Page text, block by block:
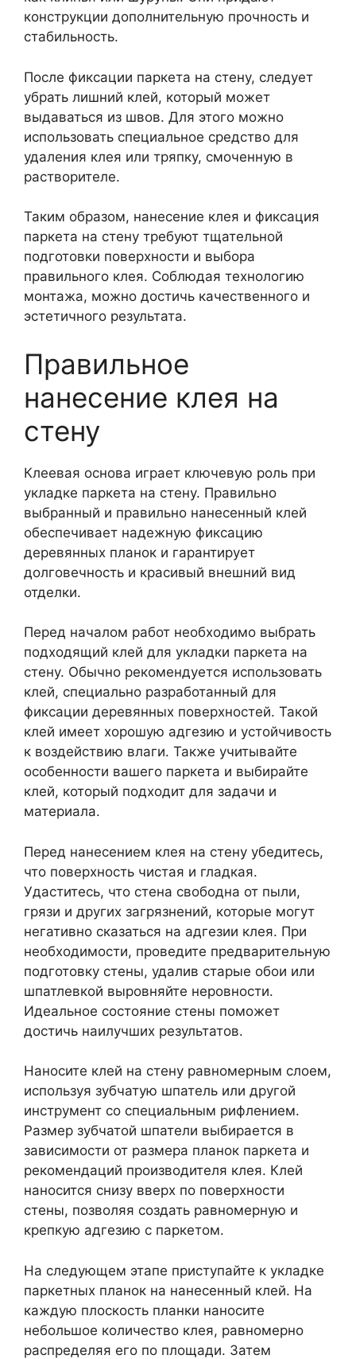
конструкции дополнительную прочность и
стабильность.
После фиксации паркета на стену, следует
убрать лишний клей, который может
выдаваться из швов. Для этого можно
использовать специальное средство для
удаления клея или тряпку, смоченную в
растворителе.
Таким образом, нанесение клея и фиксация
паркета на стену требуют тщательной
подготовки поверхности и выбора
правильного клея. Соблюдая технологию
монтажа, можно достичь качественного и
эстетичного результата.
Правильное
нанесение клея на
стену
Клеевая основа играет ключевую роль при
укладке паркета на стену. Правильно
выбранный и правильно нанесенный клей
обеспечивает надежную фиксацию
деревянных планок и гарантирует
долговечность и красивый внешний вид
отделки.
Перед началом работ необходимо выбрать
подходящий клей для укладки паркета на
стену. Обычно рекомендуется использовать
клей, специально разработанный для
фиксации деревянных поверхностей. Такой
клей имеет хорошую адгезию и устойчивость
к воздействию влаги. Также учитывайте
особенности вашего паркета и выбирайте
клей, который подходит для задачи и
материала.
Перед нанесением клея на стену убедитесь,
что поверхность чистая и гладкая.
Удаститесь, что стена свободна от пыли,
грязи и других загрязнений, которые могут
негативно сказаться на адгезии клея. При
необходимости, проведите предварительную
подготовку стены, удалив старые обои или
шпатлевкой выровняйте неровности.
Идеальное состояние стены поможет
достичь наилучших результатов.
Наносите клей на стену равномерным слоем,
используя зубчатую шпатель или другой
инструмент со специальным рифлением.
Размер зубчатой шпатели выбирается в
зависимости от размера планок паркета и
рекомендаций производителя клея. Клей
наносится снизу вверх по поверхности
стены, позволяя создать равномерную и
крепкую адгезию с паркетом.
На следующем этапе приступайте к укладке
паркетных планок на нанесенный клей. На
каждую плоскость планки наносите
небольшое количество клея, равномерно
распределяя его по площади. Затем